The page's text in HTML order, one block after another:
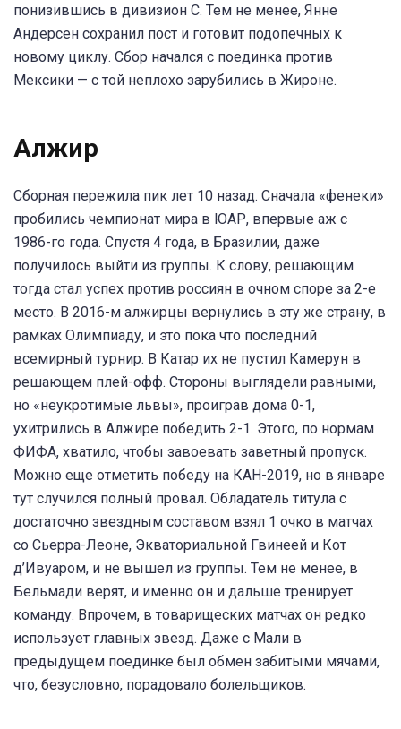
понизившись в дивизион С. Тем не менее, Янне
Андерсен сохранил пост и готовит подопечных к
новому циклу. Сбор начался с поединка против
Мексики — с той неплохо зарубились в Жироне.
Алжир
Сборная пережила пик лет 10 назад. Сначала «фенеки»
пробились чемпионат мира в ЮАР, впервые аж с
1986-го года. Спустя 4 года, в Бразилии, даже
получилось выйти из группы. К слову, решающим
тогда стал успех против россиян в очном споре за 2-е
место. В 2016-м алжирцы вернулись в эту же страну, в
рамках Олимпиаду, и это пока что последний
всемирный турнир. В Катар их не пустил Камерун в
решающем плей-офф. Стороны выглядели равными,
но «неукротимые львы», проиграв дома 0-1,
ухитрились в Алжире победить 2-1. Этого, по нормам
ФИФА, хватило, чтобы завоевать заветный пропуск.
Можно еще отметить победу на КАН-2019, но в январе
тут случился полный провал. Обладатель титула с
достаточно звездным составом взял 1 очко в матчах
со Сьерра-Леоне, Экваториальной Гвинеей и Кот
д’Ивуаром, и не вышел из группы. Тем не менее, в
Бельмади верят, и именно он и дальше тренирует
команду. Впрочем, в товарищеских матчах он редко
использует главных звезд. Даже с Мали в
предыдущем поединке был обмен забитыми мячами,
что, безусловно, порадовало болельщиков.